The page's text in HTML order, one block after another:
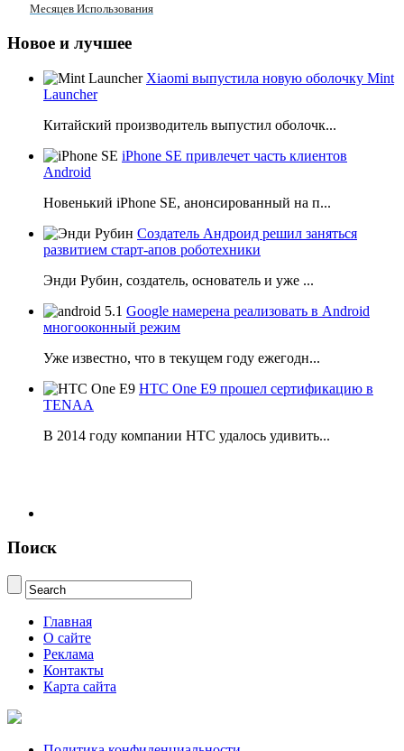
Месяцев Использования
Новое и лучшее
Xiaomi выпустила новую оболочку Mint
Launcher
Китайский производитель выпустил оболочк...
iPhone SE привлечет часть клиентов
Android
Новенький iPhone SE, анонсированный на п...
Создатель Андроид решил заняться
развитием старт-апов роботехники
Энди Рубин, создатель, основатель и уже ...
Google намерена реализовать в Android
многооконный режим
Уже известно, что в текущем году ежегодн...
HTC One E9 прошел сертификацию в
TENAA
В 2014 году компании НТС удалось удивить...
Поиск
Главная
О сайте
Реклама
Контакты
Карта сайта